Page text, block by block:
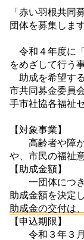
「赤い羽根共同
団体を募集しま
令和４年度に
をめざして行う
助成を希望す
市共同募金委員
手市社協各福祉
【対象事業】
高齢者や障が
や、市民の福祉
【助成金額】
一団体につき
助成金額を決定
助成金の交付は
【申込期限】
令和３年３月